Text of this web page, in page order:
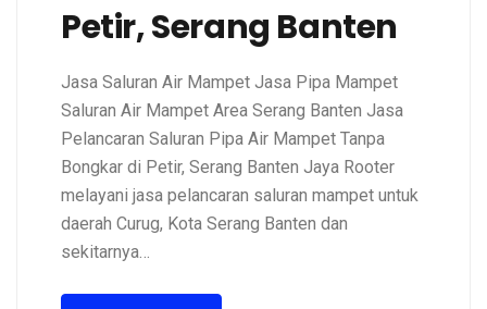
Petir, Serang Banten
Jasa Saluran Air Mampet Jasa Pipa Mampet
Saluran Air Mampet Area Serang Banten Jasa
Pelancaran Saluran Pipa Air Mampet Tanpa
Bongkar di Petir, Serang Banten Jaya Rooter
melayani jasa pelancaran saluran mampet untuk
daerah Curug, Kota Serang Banten dan
sekitarnya…